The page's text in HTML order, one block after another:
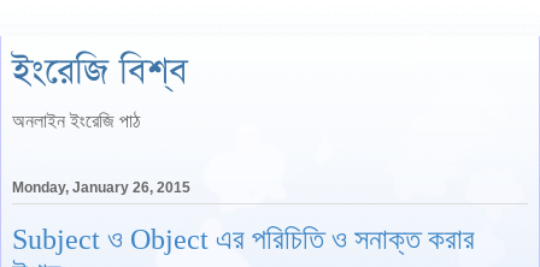
ইংরেজি বিশ্ব
অনলাইন ইংরেজি পাঠ
Monday, January 26, 2015
Subject ও Object এর পরিচিতি ও সনাক্ত করার